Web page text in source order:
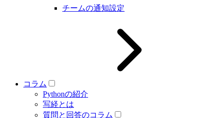
チームの通知設定
コラム
Pythonの紹介
写経とは
質問と回答のコラム